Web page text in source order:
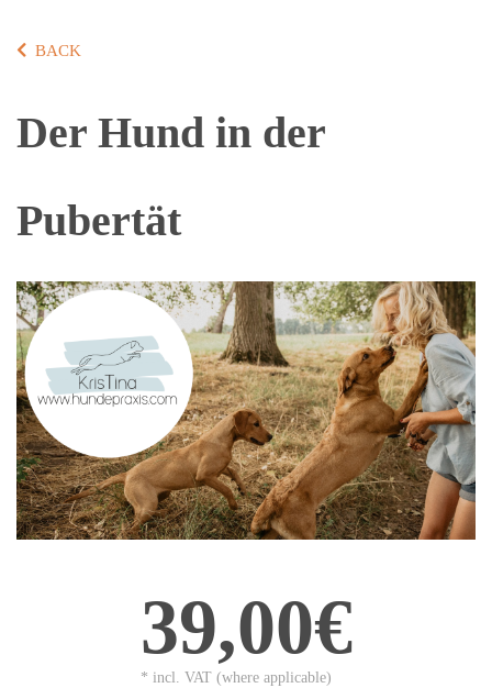
BACK
Der Hund in der
Pubertät
39,00€
* incl. VAT (where applicable)